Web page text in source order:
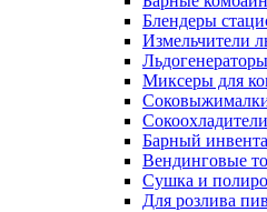
Блендеры
Измельчители
Льдогенераторы
Миксеры для
Барный
Вендинговые
Сушка и
Для розлива